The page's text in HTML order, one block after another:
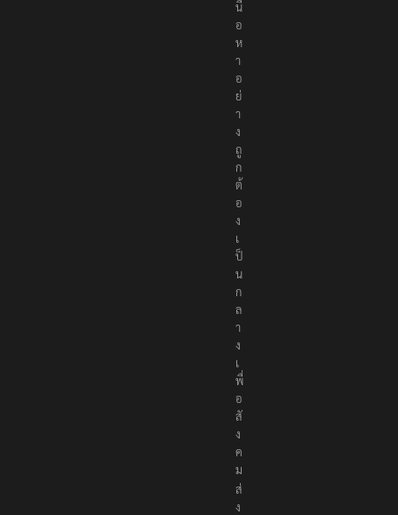
เ
นื้
อ
ห
า
อ
ย่
า
ง
ถู
ก
ต้
อ
ง
เ
ป็
น
ก
ล
า
ง
เ
พื่
อ
สั
ง
ค
ม
ส่